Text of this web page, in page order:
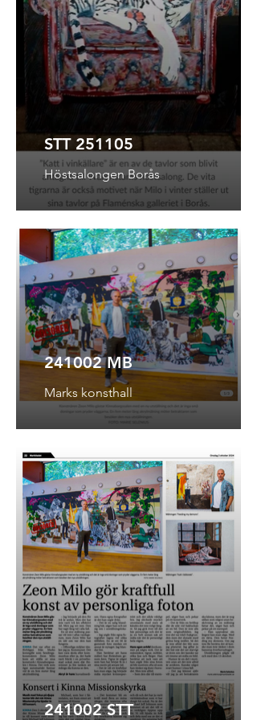
STT 251105
Höstsalongen Borås
241002 MB
Marks konsthall
241002 STT